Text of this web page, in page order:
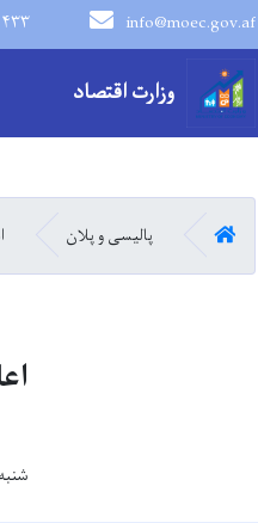
وزارت اقتصاد
info@moec.gov.af
navigation menu
صفحه اصلیپالیسی و پلان
شنبه ۱۴۰۳/۴/۹ - ۱۱:۳۳